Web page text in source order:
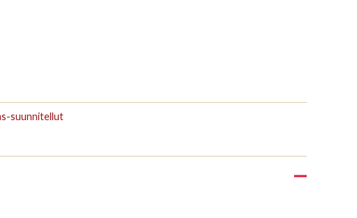
suunnitellut